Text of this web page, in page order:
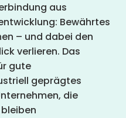
aus
Bewährtes
– und dabei den
verlieren. Das
gute
geprägtes
die